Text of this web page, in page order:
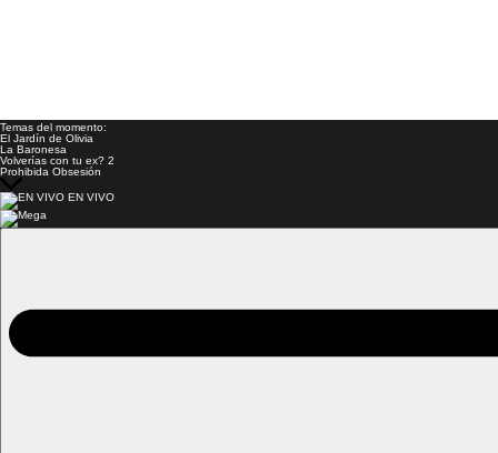
Temas del momento:
El Jardín de Olivia
La Baronesa
Volverías con tu ex? 2
Prohibida Obsesión
EN VIVO